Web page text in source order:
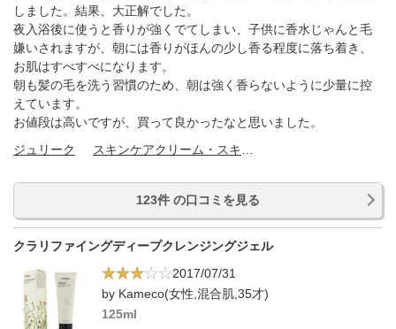
しました。結果、大正解でした。
夜入浴後に使うと香りが強くでてしまい、子供に香水じゃんと毛
嫌いされますが、朝には香りがほんの少し香る程度に落ち着き、
お肌はすべすべになります。
朝も髪の毛を洗う習慣のため、朝は強く香らないように少量に控
えています。
お値段は高いですが、買って良かったなと思いました。
ジュリーク
123件 の口コミを見る
クラリファイングディープクレンジングジェル
2017/07/31
by Kameco(女性,混合肌,35才)
125ml